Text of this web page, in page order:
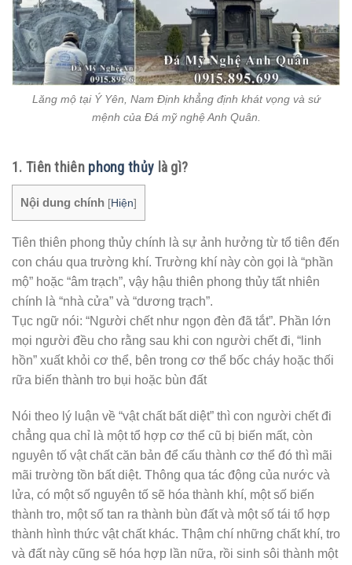
Lăng mộ tại Ý Yên, Nam Định khẳng định khát vọng và sứ
mệnh của Đá mỹ nghệ Anh Quân.
1. Tiên thiên phong thủy là gì?
Nội dung chính [Hiện]
Tiên thiên phong thủy chính là sự ảnh hưởng từ tổ tiên đến
con cháu qua trường khí. Trường khí này còn gọi là “phần
mộ” hoặc “âm trạch”, vậy hậu thiên phong thủy tất nhiên
chính là “nhà cửa” và “dương trạch”.
Tục ngữ nói: “Người chết như ngọn đèn đã tắt”. Phần lớn
mọi người đều cho rằng sau khi con người chết đi, “linh
hồn” xuất khỏi cơ thể, bên trong cơ thể bốc cháy hoặc thối
rữa biến thành tro bụi hoặc bùn đất
Nói theo lý luận về “vật chất bất diệt” thì con người chết đi
chẳng qua chỉ là một tổ hợp cơ thể cũ bị biến mất, còn
nguyên tố vật chất căn bản để cấu thành cơ thể đó thì mãi
mãi trường tồn bất diệt. Thông qua tác động của nước và
lửa, có một số nguyên tố sẽ hóa thành khí, một số biến
thành tro, một số tan ra thành bùn đất và một số tái tổ hợp
thành hình thức vật chất khác. Thậm chí những chất khí, tro
và đất này cũng sẽ hóa hợp lần nữa, rồi sinh sôi thành một